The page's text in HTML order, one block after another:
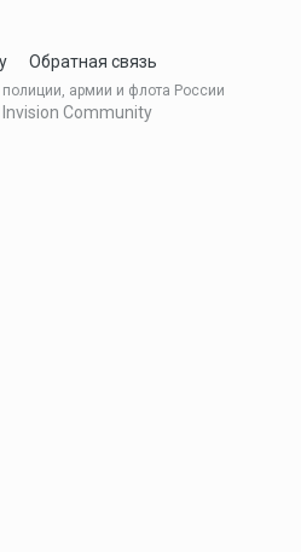
Обратная связь
армии и флота России
Community